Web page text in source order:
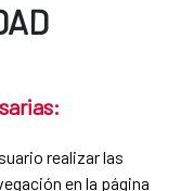
realizar las
en la página